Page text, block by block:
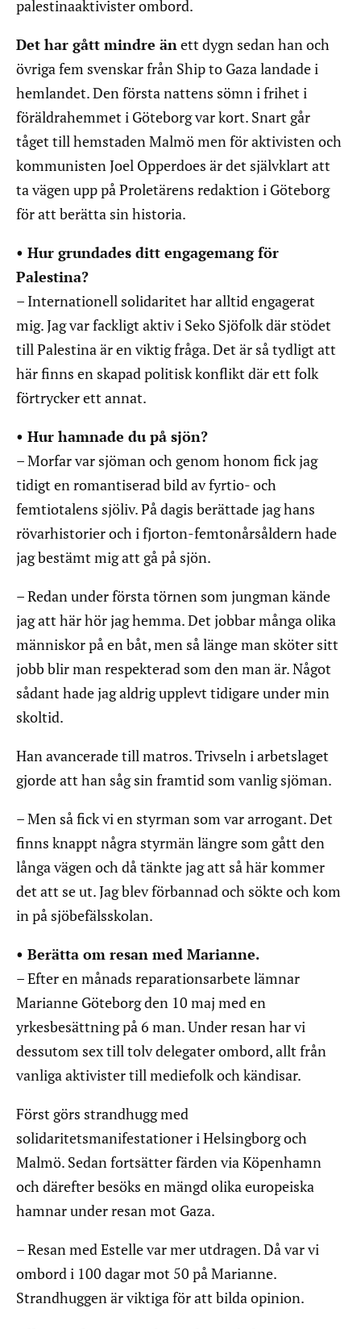
palestinaaktivister ombord.
Det har gått mindre änett dygn sedan han och
övriga fem svenskar från Ship to Gaza landade i
hemlandet. Den första nattens sömn i frihet i
föräldrahemmet i Göteborg var kort. Snart går
tåget till hemstaden Malmö men för aktivisten och
kommunisten Joel Opperdoes är det självklart att
ta vägen upp på Proletärens redaktion i Göteborg
för att berätta sin historia.
• Hur grundades ditt engagemang för
Palestina?
– Internationell solidaritet har alltid engagerat
mig. Jag var fackligt aktiv i Seko Sjöfolk där stödet
till Palestina är en viktig fråga. Det är så tydligt att
här finns en skapad politisk konflikt där ett folk
förtrycker ett annat.
• Hur hamnade du på sjön?
– Morfar var sjöman och genom honom fick jag
tidigt en romantiserad bild av fyrtio- och
femtiotalens sjöliv. På dagis berättade jag hans
rövarhistorier och i fjorton-femtonårsåldern hade
jag bestämt mig att gå på sjön.
– Redan under första törnen som jungman kände
jag att här hör jag hemma. Det jobbar många olika
människor på en båt, men så länge man sköter sitt
jobb blir man respekterad som den man är. Något
sådant hade jag aldrig upplevt tidigare under min
skoltid.
Han avancerade till matros. Trivseln i arbetslaget
gjorde att han såg sin framtid som vanlig sjöman.
– Men så fick vi en styrman som var arrogant. Det
finns knappt några styrmän längre som gått den
långa vägen och då tänkte jag att så här kommer
det att se ut. Jag blev förbannad och sökte och kom
in på sjöbefälsskolan.
• Berätta om resan med Marianne.
– Efter en månads reparationsarbete lämnar
Marianne Göteborg den 10 maj med en
yrkesbesättning på 6 man. Under resan har vi
dessutom sex till tolv delegater ombord, allt från
vanliga aktivister till mediefolk och kändisar.
Först görs strandhugg med
solidaritetsmanifestationer i Helsingborg och
Malmö. Sedan fortsätter färden via Köpenhamn
och därefter besöks en mängd olika europeiska
hamnar under resan mot Gaza.
– Resan med Estelle var mer utdragen. Då var vi
ombord i 100 dagar mot 50 på Marianne.
Strandhuggen är viktiga för att bilda opinion.